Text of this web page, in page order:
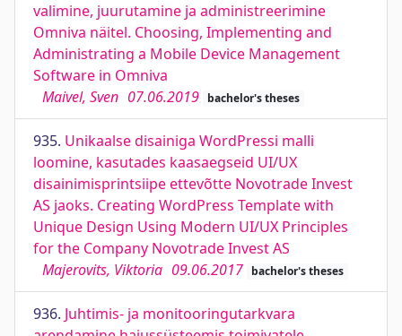
valimine, juurutamine ja administreerimine
Omniva näitel. Choosing, Implementing and
Administrating a Mobile Device Management
Software in Omniva
Maivel, Sven 07.06.2019 bachelor's theses
935. Unikaalse disainiga WordPressi malli
loomine, kasutades kaasaegseid UI/UX
disainimisprintsiipe ettevõtte Novotrade Invest
AS jaoks. Creating WordPress Template with
Unique Design Using Modern UI/UX Principles
for the Company Novotrade Invest AS
Majerovits, Viktoria 09.06.2017 bachelor's theses
936. Juhtimis- ja monitooringutarkvara